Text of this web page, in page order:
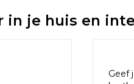
in je huis en
Geef